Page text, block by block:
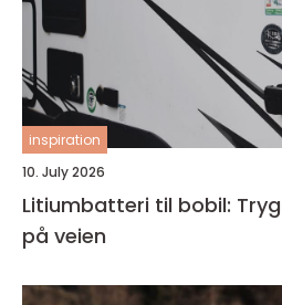
inspiration
10. July 2026
Litiumbatteri til bobil:
på veien